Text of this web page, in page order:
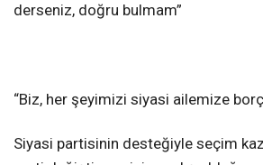
derseniz, doğru bulmam”
“Biz, her şeyimizi siyasi ailemize
Siyasi partisinin desteğiyle seçim